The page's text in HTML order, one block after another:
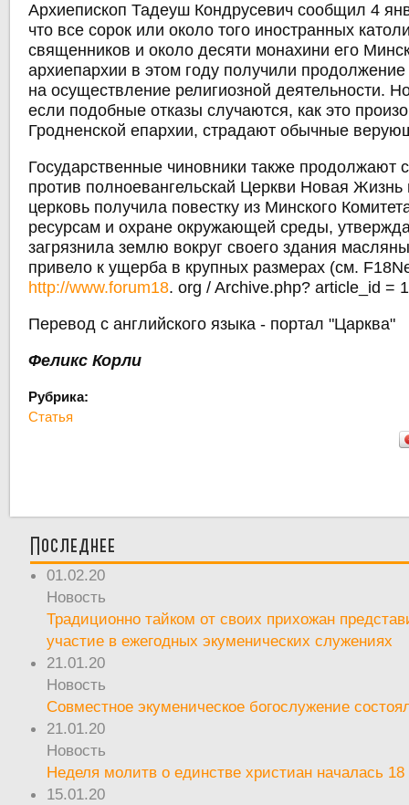
Архиепископ Тадеуш Кондрусевич сообщил 4
что все сорок или около того иностранных
священников и около десяти монахини его
архиепархии в этом году получили
на осуществление религиозной деятельности.
если подобные отказы случаются, как это
Гродненской епархии, страдают обычные
Государственные чиновники также продолжают
против полноевангельскай Церкви Новая
церковь получила повестку из Минского
ресурсам и охране окружающей среды,
загрязнила землю вокруг своего здания
привело к ущерба в крупных размерах (см.
http://www.forum18. org / Archive.php? article_id =
Перевод с английского языка - портал "Царква"
Феликс Корли
Рубрика:
Статья
Последнее
01.02.20
Новость
Традиционно тайком от своих прихожан
участие в ежегодных экуменических служениях
21.01.20
Новость
Совместное экуменическое богослужение
21.01.20
Новость
Неделя молитв о единстве христиан началась 18
15.01.20